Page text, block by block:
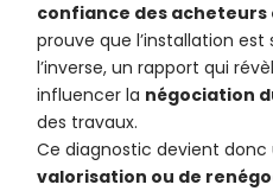
confiance des
prouve que l’installation
l’inverse, un rapport qui
influencer la négociation
des travaux.
Ce diagnostic devient
valorisation ou de